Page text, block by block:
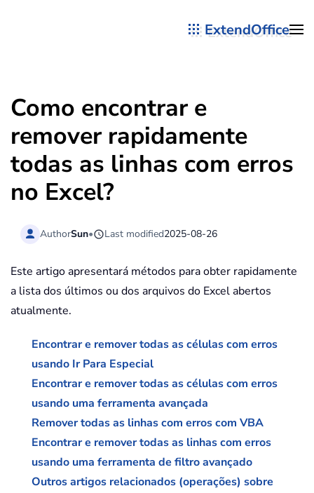
ExtendOffice
Como encontrar e
remover rapidamente
todas as linhas com erros
no Excel?
AuthorSun• Last modified2025-08-26
Este artigo apresentará métodos para obter rapidamente
a lista dos últimos ou dos arquivos do Excel abertos
atualmente.
Encontrar e remover todas as células com erros
usando Ir Para Especial
Encontrar e remover todas as células com erros
usando uma ferramenta avançada
Remover todas as linhas com erros com VBA
Encontrar e remover todas as linhas com erros
usando uma ferramenta de filtro avançado
Outros artigos relacionados (operações) sobre